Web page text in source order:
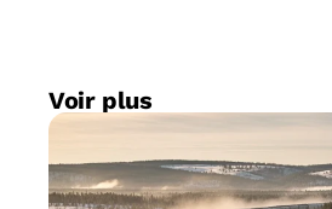
Voir plus